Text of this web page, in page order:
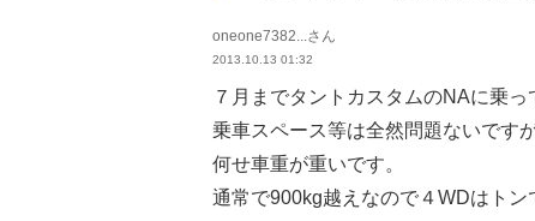
oneone7382...さん
2013.10.13 01:32
７月までタントカスタムのNAに乗っ
乗車スペース等は全然問題ないです
何せ車重が重いです。
通常で900kg越えなので４WDはトン